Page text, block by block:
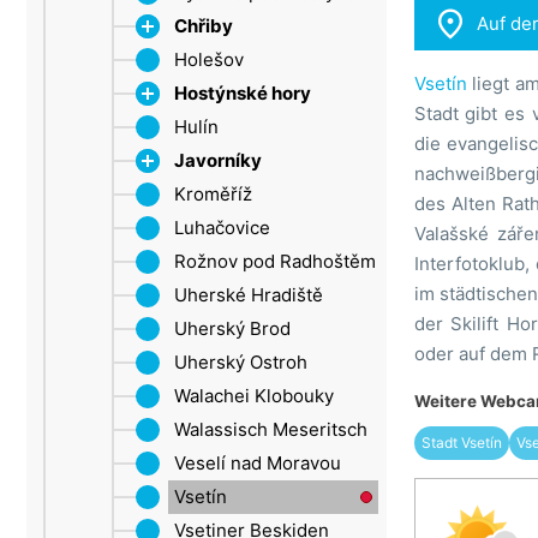
Děčín
Erzgebirge (ULK)
Šluknovský výběžek
Aussig
Saaz
Chřiby
Roštín
Holešov
Hostýnské hory
Chvalčov
Rusava
Tesák
Trnava bei Zlín
Troják
Hulín
Javorníky
Groß Karlowitz
Kroměříž
Luhačovice
Rožnov pod Radhoštěm
Uherské Hradiště
Uherský Brod
Uherský Ostroh
Walachei Klobouky
Walassisch Meseritsch
Veselí nad Moravou
Vsetín
Vsetiner Beskiden
 Auf
Vsetín liegt
Stadt gibt es
die
des Alten
Valašské
Interfotoklub,
im
der Skilift
oder auf dem
Weitere
Stadt Vsetín